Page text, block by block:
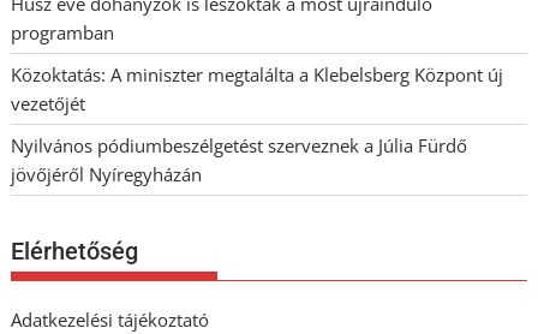
programban
Közoktatás: A miniszter megtalálta a Klebelsberg Központ új
vezetőjét
Nyilvános pódiumbeszélgetést szerveznek a Júlia Fürdő
jövőjéről Nyíregyházán
Elérhetőség
Adatkezelési tájékoztató